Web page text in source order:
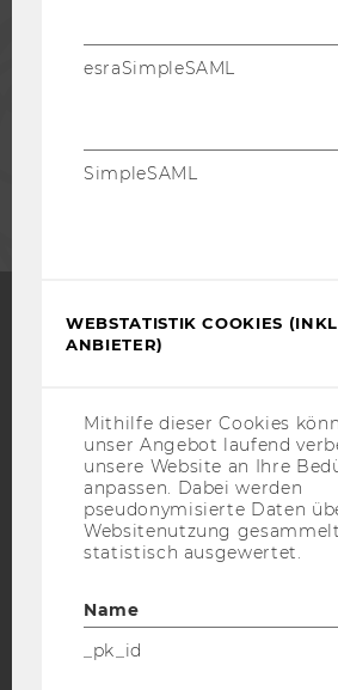
UNTERNEHMEN
YouTube
esraSimpleSAML
SimpleSAML
WEBSTATISTIK COOKIES
ANBIETER)
Mithilfe dieser Cookies
unser Angebot laufend
unsere Website an Ihre
anpassen. Dabei werden
pseudonymisierte Daten
Websitenutzung
statistisch ausgewertet.
Name
_pk_id